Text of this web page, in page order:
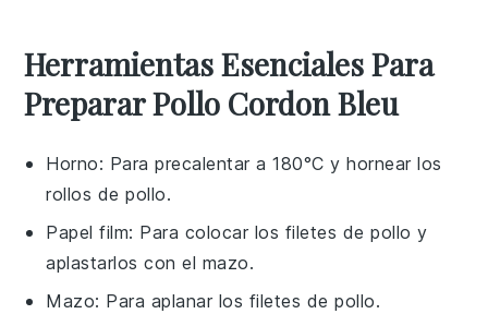
Herramientas Esenciales Para
Preparar Pollo Cordon Bleu
Horno: Para precalentar a 180°C y hornear los
rollos de pollo.
Papel film: Para colocar los filetes de pollo y
aplastarlos con el mazo.
Mazo: Para aplanar los filetes de pollo.